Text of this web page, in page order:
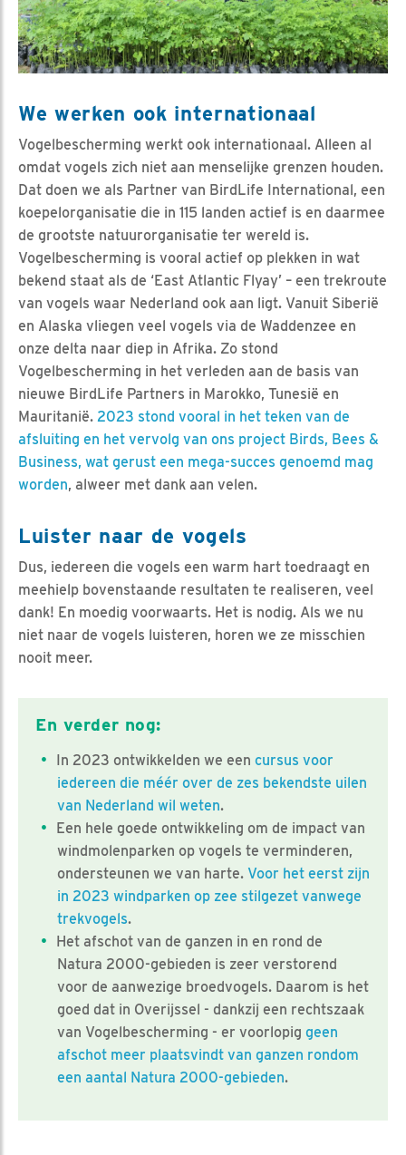
We werken ook internationaal
Vogelbescherming werkt ook internationaal. Alleen al
omdat vogels zich niet aan menselijke grenzen houden.
Dat doen we als Partner van BirdLife International, een
koepelorganisatie die in 115 landen actief is en daarmee
de grootste natuurorganisatie ter wereld is.
Vogelbescherming is vooral actief op plekken in wat
bekend staat als de ‘East Atlantic Flyay’ – een trekroute
van vogels waar Nederland ook aan ligt. Vanuit Siberië
en Alaska vliegen veel vogels via de Waddenzee en
onze delta naar diep in Afrika. Zo stond
Vogelbescherming in het verleden aan de basis van
nieuwe BirdLife Partners in Marokko, Tunesië en
Mauritanië. 2023 stond vooral in het teken van de
afsluiting en het vervolg van ons project Birds, Bees &
Business, wat gerust een mega-succes genoemd mag
worden, alweer met dank aan velen.
Luister naar de vogels
Dus, iedereen die vogels een warm hart toedraagt en
meehielp bovenstaande resultaten te realiseren, veel
dank! En moedig voorwaarts. Het is nodig. Als we nu
niet naar de vogels luisteren, horen we ze misschien
nooit meer.
En verder nog:
In 2023 ontwikkelden we eencursus voor
iedereen die méér over de zes bekendste uilen
van Nederland wil weten.
Een hele goede ontwikkeling om de impact van
windmolenparken op vogels te verminderen,
ondersteunen we van harte. Voor het eerst zijn
in 2023 windparken op zee stilgezet vanwege
trekvogels.
Het afschot van de ganzen in en rond de
Natura 2000-gebieden is zeer verstorend
voor de aanwezige broedvogels. Daarom is het
goed dat in Overijssel - dankzij een rechtszaak
van Vogelbescherming - er voorlopig geen
afschot meer plaatsvindt van ganzen rondom
een aantal Natura 2000-gebieden.